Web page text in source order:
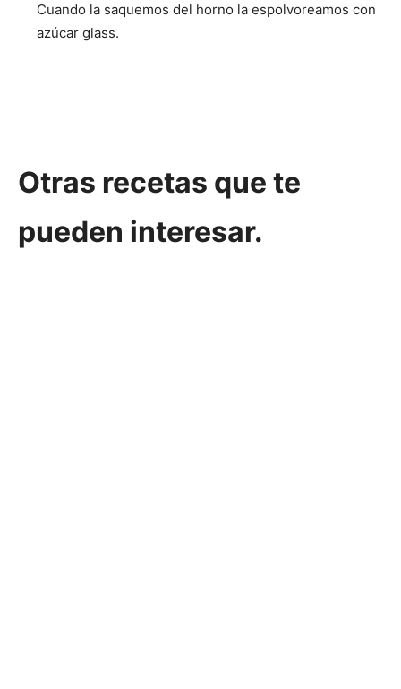
Cuando la saquemos del horno la espolvoreamos con
azúcar glass.
Otras recetas que te
pueden interesar.